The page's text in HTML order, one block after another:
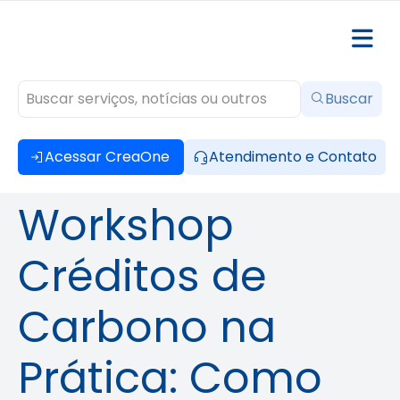
Acessar CreaOne Atendimento e Contato
Buscar
Workshop
Créditos de
Carbono na
Prática: Como